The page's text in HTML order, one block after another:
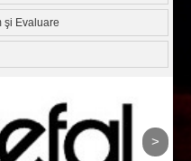
şi Evaluare